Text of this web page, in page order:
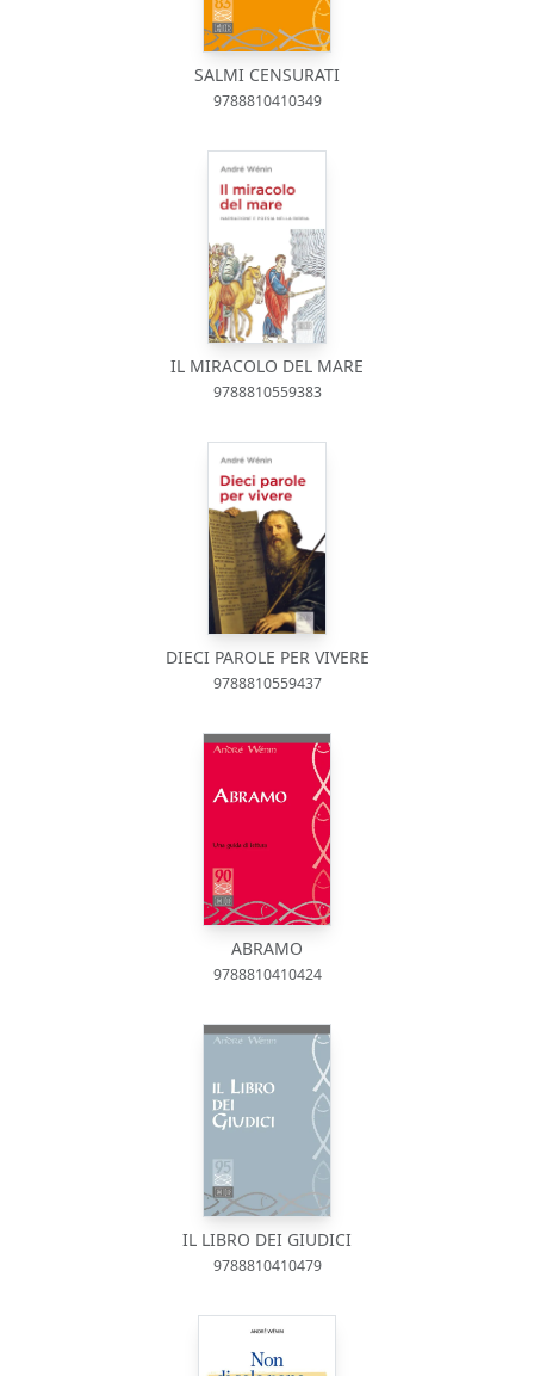
SALMI CENSURATI
9788810410349
IL MIRACOLO DEL MARE
9788810559383
DIECI PAROLE PER VIVERE
9788810559437
ABRAMO
9788810410424
IL LIBRO DEI GIUDICI
9788810410479